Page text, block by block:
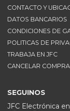
CONTACTO Y
DATOS BANCARIOS
CONDICIONES DE
POLITICAS DE
TRABAJA EN JFC
CANCELAR COMPRA
SEGUINOS
JFC Electrónica